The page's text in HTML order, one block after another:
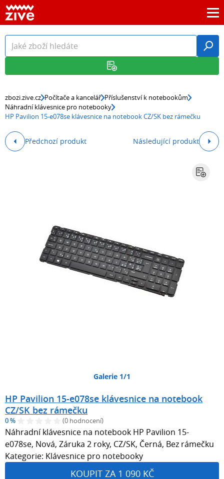
zbozi.zive.cz Počítače a kancelář Příslušenství k notebookům
Náhradní klávesnice pro notebooky
HP Pavilion 15-e078se klávesnice na notebook CZ/SK bez rámečku
Předchozí produkt Následující produkt
Galerie 1/1
HP Pavilion 15-e078se klávesnice na notebook
CZ/SK bez rámečku
0 % (0 hodnocení)
Náhradní klávesnice na notebook HP Pavilion 15-
e078se, Nová, Záruka 2 roky, CZ/SK, Černá, Bez rámečku
Kategorie: Klávesnice pro notebooky
KOUPIT ZA 1 090 KČ